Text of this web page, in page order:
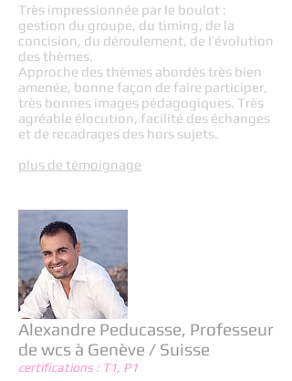
Très impressionnée par le boulot :
gestion du groupe, du timing, de la
concision, du déroulement, de l’évolution
des thèmes.
Approche des thèmes abordés très bien
amenée, bonne façon de faire participer,
très bonnes images pédagogiques. Très
agréable élocution, facilité des échanges
et de recadrages des hors sujets.
plus de témoignage
Alexandre Peducasse, Professeur
de wcs à Genève / Suisse
certifications : T1, P1